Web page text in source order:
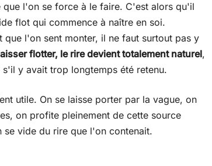
l'on se force à le faire. C'est alors qu'il
flot qui commence à naître en soi.
l'on sent monter, il ne faut surtout pas y
flotter, le rire devient totalement naturel,
y avait trop longtemps été retenu.
utile. On se laisse porter par la vague, on
on profite pleinement de cette source
vide du rire que l'on contenait.